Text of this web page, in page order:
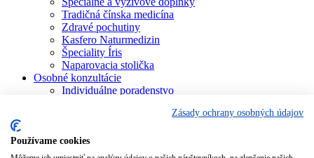
Tradičná čínska medicína
Zdravé pochutiny
Kasfero Naturmedizin
Špeciality Íris
Naparovacia stolička
Osobné konzultácie
Individuálne poradenstvo
Aromaterapia
Homeopatia
Zásady ochrany osobných údajov
Používame cookies